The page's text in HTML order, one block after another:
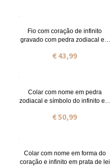
Fio com coração de infinito
gravado com pedra zodiacal em
€ 43,99
Colar com nome em pedra
zodiacal e símbolo do infinito em
€ 50,99
Colar com nome em forma do
coração e infinito em prata de lei